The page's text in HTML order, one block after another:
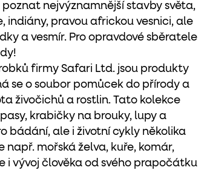
nejvýznamnější stavby světa,
indiány, pravou africkou vesnici, ale
a vesmír. Pro opravdové sběratele
firmy Safari Ltd. jsou produkty
se o soubor pomůcek do přírody a
živočichů a rostlin. Tato kolekce
krabičky na brouky, lupy a
bádání, ale i životní cykly několika
např. mořská želva, kuře, komár,
i vývoj člověka od svého prapočátku